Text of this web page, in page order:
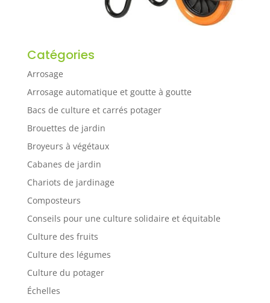
Catégories
Arrosage
Arrosage automatique et goutte à goutte
Bacs de culture et carrés potager
Brouettes de jardin
Broyeurs à végétaux
Cabanes de jardin
Chariots de jardinage
Composteurs
Conseils pour une culture solidaire et équitable
Culture des fruits
Culture des légumes
Culture du potager
Échelles